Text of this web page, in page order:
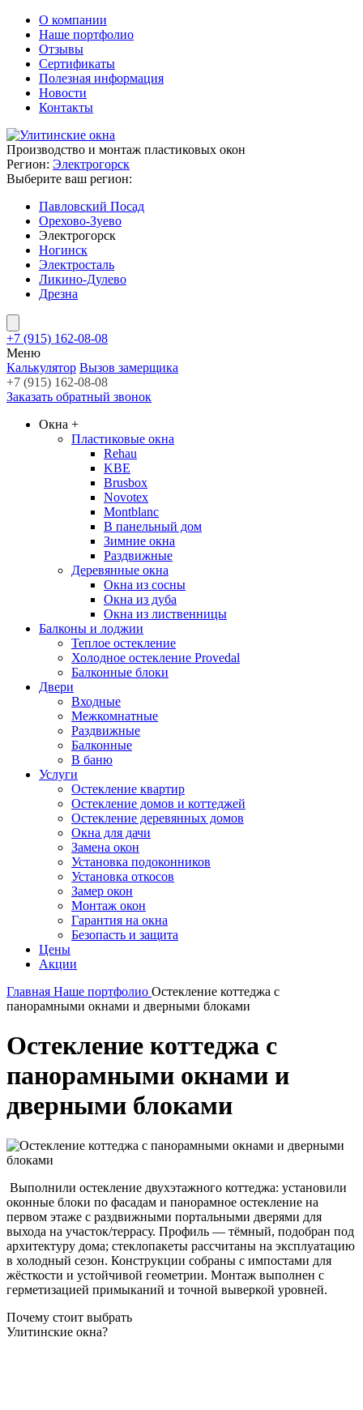
О компании
Наше портфолио
Отзывы
Сертификаты
Полезная информация
Новости
Контакты
Производство и монтаж пластиковых окон
Регион: Электрогорск
Выберите ваш регион:
Павловский Посад
Орехово-Зуево
Электрогорск
Ногинск
Электросталь
Ликино-Дулево
Дрезна
+7 (915) 162-08-08
Меню
Калькулятор Вызов замерщика
+7 (915) 162-08-08
Заказать обратный звонок
Окна +
Пластиковые окна
Rehau
KBE
Brusbox
Novotex
Montblanc
В панельный дом
Зимние окна
Раздвижные
Деревянные окна
Окна из сосны
Окна из дуба
Окна из лиственницы
Балконы и лоджии
Теплое остекление
Холодное остекление Provedal
Балконные блоки
Двери
Входные
Межкомнатные
Раздвижные
Балконные
В баню
Услуги
Остекление квартир
Остекление домов и коттеджей
Остекление деревянных домов
Окна для дачи
Замена окон
Установка подоконников
Установка откосов
Замер окон
Монтаж окон
Гарантия на окна
Безопасть и защита
Цены
Акции
Главная Наше портфолио Остекление коттеджа с
панорамными окнами и дверными блоками
Остекление коттеджа с
панорамными окнами и
дверными блоками
Выполнили остекление двухэтажного коттеджа: установили
оконные блоки по фасадам и панорамное остекление на
первом этаже с раздвижными портальными дверями для
выхода на участок/террасу. Профиль — тёмный, подобран под
архитектуру дома; стеклопакеты рассчитаны на эксплуатацию
в холодный сезон. Конструкции собраны с импостами для
жёсткости и устойчивой геометрии. Монтаж выполнен с
герметизацией примыканий и точной выверкой уровней.
Почему стоит выбрать
Улитинские окна?